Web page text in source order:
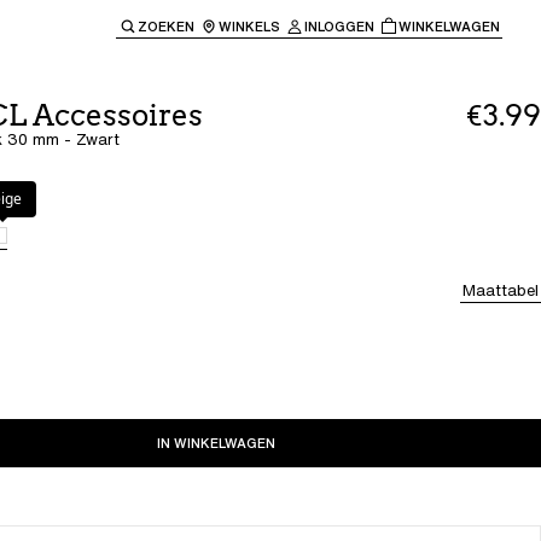
keren naar de hoofdnavigatie.
ZOEKEN WINKELS INLOGGEN WINKELWAGEN
Accessoires
30 mm - Zwart
€3.99
Maattabel
IN WINKELWAGEN